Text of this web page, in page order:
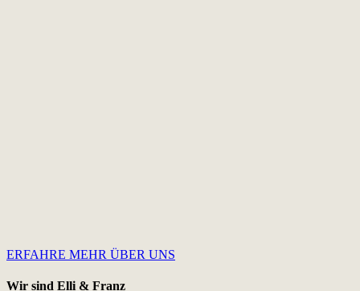
ERFAHRE MEHR ÜBER UNS
Wir sind Elli & Franz